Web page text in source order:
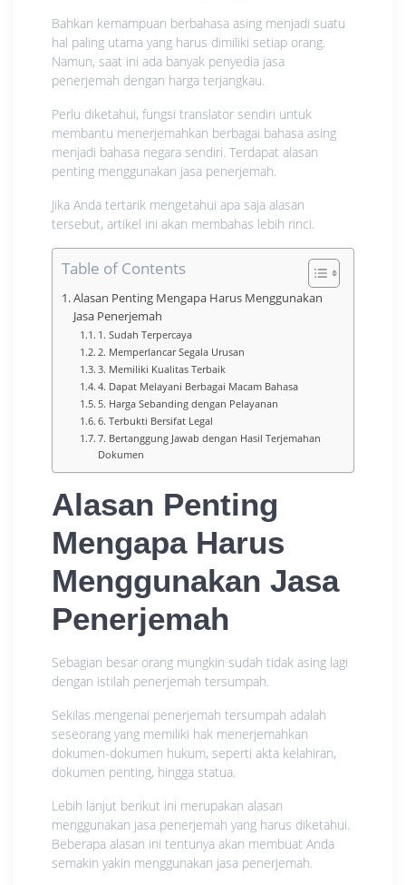
Bahkan kemampuan berbahasa asing menjadi suatu
hal paling utama yang harus dimiliki setiap orang.
Namun, saat ini ada banyak penyedia jasa
penerjemah dengan harga terjangkau.
Perlu diketahui, fungsi translator sendiri untuk
membantu menerjemahkan berbagai bahasa asing
menjadi bahasa negara sendiri. Terdapat alasan
penting menggunakan jasa penerjemah.
Jika Anda tertarik mengetahui apa saja alasan
tersebut, artikel ini akan membahas lebih rinci.
Table of Contents
Alasan Penting Mengapa Harus Menggunakan
Jasa Penerjemah
1. Sudah Terpercaya
2. Memperlancar Segala Urusan
3. Memiliki Kualitas Terbaik
4. Dapat Melayani Berbagai Macam Bahasa
5. Harga Sebanding dengan Pelayanan
6. Terbukti Bersifat Legal
7. Bertanggung Jawab dengan Hasil Terjemahan
Dokumen
Alasan Penting
Mengapa Harus
Menggunakan Jasa
Penerjemah
Sebagian besar orang mungkin sudah tidak asing lagi
dengan istilah penerjemah tersumpah.
Sekilas mengenai penerjemah tersumpah adalah
seseorang yang memiliki hak menerjemahkan
dokumen-dokumen hukum, seperti akta kelahiran,
dokumen penting, hingga statua.
Lebih lanjut berikut ini merupakan alasan
menggunakan jasa penerjemah yang harus diketahui.
Beberapa alasan ini tentunya akan membuat Anda
semakin yakin menggunakan jasa penerjemah.